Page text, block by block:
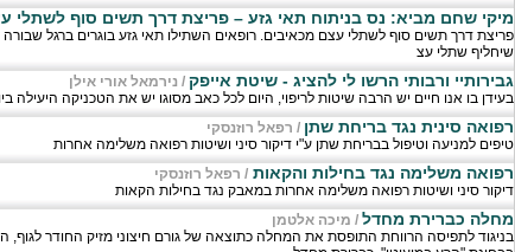
מיקי שחם מביא: נס בניתוח תאי גזע – פריצת דרך תשים סוף לשתלי
פריצת דרך תשים סוף לשתלי עצם מכאיבים. רופאים השתילו תאי גזע בוגרים ברגל שבורה
שיחליף שתלי עצ
גבירותיי ורבותי הרשו לי להציג - שיטת אייפק / נירמאל אורי אילן
בעידן בו אנו חיים יש הרבה שיטות לריפוי, היום לכל כאב מסוגו יש את הטכניקה היעילה
רפואה סינית נגד בריחת שתן / רפאל רוזנסקי
טיפים למניעה וטיפול בבריחת שתן ע"י דיקור סיני ושיטות רפואה משלימה אחרות
רפואה משלימה נגד בחילות והקאות/ רפאל רוזנסקי
דיקור סיני ושיטות רפואה משלימה אחרות במאבק נגד בחילות הקאות
מחלה כברירת מחדל / מיכה אלטמן
בניגוד לתפיסה הרווחת התופסת את המחלה כתוצאה של גורם חיצוני מזיק החודר